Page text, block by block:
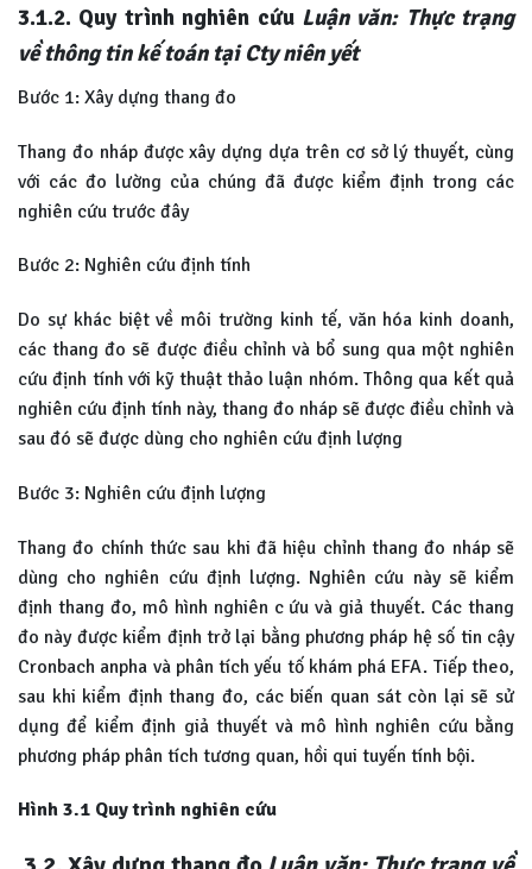
3.1.2. Quy trình nghiên cứu Luận văn: Thực trạng
về thông tin kế toán tại Cty niên yết
Bước 1: Xây dựng thang đo
Thang đo nháp được xây dựng dựa trên cơ sở lý thuyết, cùng
với các đo lường của chúng đã được kiểm định trong các
nghiên cứu trước đây
Bước 2: Nghiên cứu định tính
Do sự khác biệt về môi trường kinh tế, văn hóa kinh doanh,
các thang đo sẽ được điều chỉnh và bổ sung qua một nghiên
cứu định tính với kỹ thuật thảo luận nhóm. Thông qua kết quả
nghiên cứu định tính này, thang đo nháp sẽ được điều chỉnh và
sau đó sẽ được dùng cho nghiên cứu định lượng
Bước 3: Nghiên cứu định lượng
Thang đo chính thức sau khi đã hiệu chỉnh thang đo nháp sẽ
dùng cho nghiên cứu định lượng. Nghiên cứu này sẽ kiểm
định thang đo, mô hình nghiên c ứu và giả thuyết. Các thang
đo này được kiểm định trở lại bằng phương pháp hệ số tin cậy
Cronbach anpha và phân tích yếu tố khám phá EFA. Tiếp theo,
sau khi kiểm định thang đo, các biến quan sát còn lại sẽ sử
dụng để kiểm định giả thuyết và mô hình nghiên cứu bằng
phương pháp phân tích tương quan, hồi qui tuyến tính bội.
Hình 3.1 Quy trình nghiên cứu